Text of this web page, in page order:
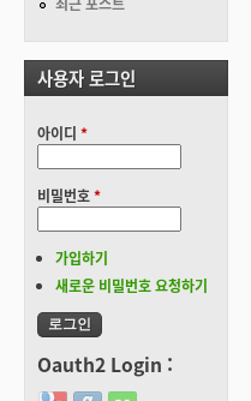
사용자 로그인
아이디 *
비밀번호*
가입하기
새로운 비밀번호 요청하기
Oauth2 Login :